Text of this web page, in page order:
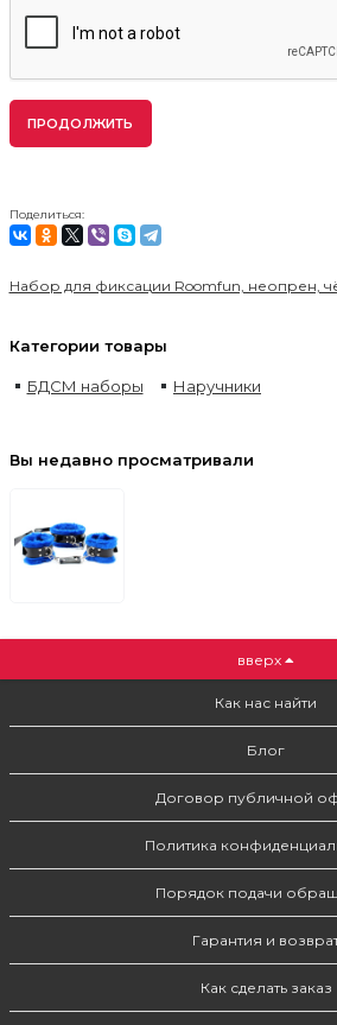
ПРОДОЛЖИТЬ
Поделиться:
Набор для фиксации Roomfun, неопрен,
Категории товары
БДСМ наборы Наручники
Вы недавно просматривали
вверх
Как нас найти
Блог
Договор публичной
Политика
Порядок подачи
Гарантия и
Как сделать заказ